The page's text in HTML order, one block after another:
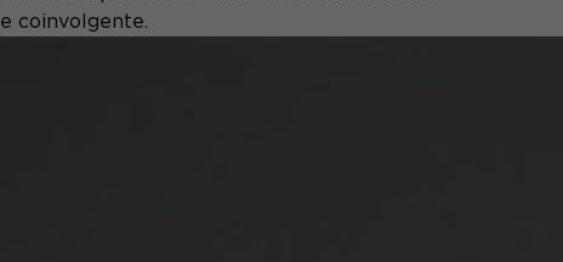
e coinvolgente.